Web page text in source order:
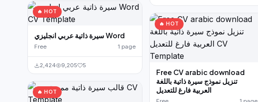
🔥 HOT
سيرة ذاتية عربي انجليزي Word
Free 1 page
2,424 9,205 5
🔥 HOT
🔥 HOT
Free CV arabic download
تنزيل نموذج سيرة ذاتية باللغة
العربية فارغ للتعديل